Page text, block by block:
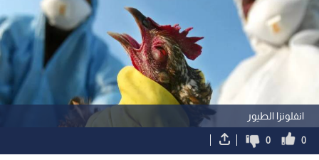
انفلونزا الطيور
0
0